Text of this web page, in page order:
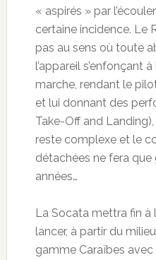
« aspirés » par
certaine incidence. Le
pas au sens où toute
l’appareil s’enfonçant
marche, rendant le
et lui donnant des
Take-Off and
reste complexe et le
détachées ne fera que
années…
La Socata mettra fin
lancer, à partir du
gamme Caraïbes avec